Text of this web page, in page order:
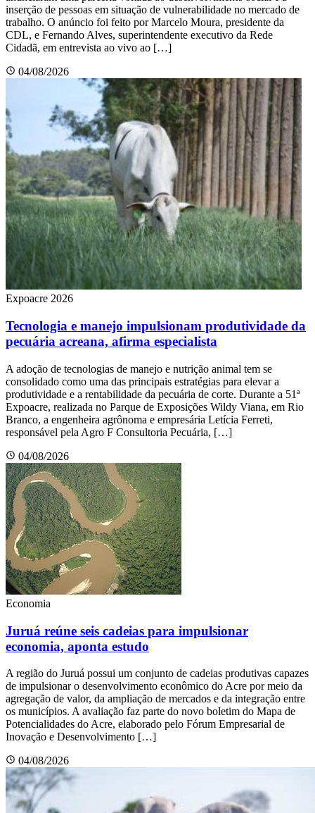
inserção de pessoas em situação de vulnerabilidade no mercado de
trabalho. O anúncio foi feito por Marcelo Moura, presidente da
CDL, e Fernando Alves, superintendente executivo da Rede
Cidadã, em entrevista ao vivo ao […]
04/08/2026
Expoacre 2026
Tecnologia e manejo impulsionam produtividade da
pecuária acreana, afirma especialista
A adoção de tecnologias de manejo e nutrição animal tem se
consolidado como uma das principais estratégias para elevar a
produtividade e a rentabilidade da pecuária de corte. Durante a 51ª
Expoacre, realizada no Parque de Exposições Wildy Viana, em Rio
Branco, a engenheira agrônoma e empresária Letícia Ferreti,
responsável pela Agro F Consultoria Pecuária, […]
04/08/2026
Economia
Juruá reúne seis cadeias para impulsionar
economia, aponta estudo
A região do Juruá possui um conjunto de cadeias produtivas capazes
de impulsionar o desenvolvimento econômico do Acre por meio da
agregação de valor, da ampliação de mercados e da integração entre
os municípios. A avaliação faz parte do novo boletim do Mapa de
Potencialidades do Acre, elaborado pelo Fórum Empresarial de
Inovação e Desenvolvimento […]
04/08/2026